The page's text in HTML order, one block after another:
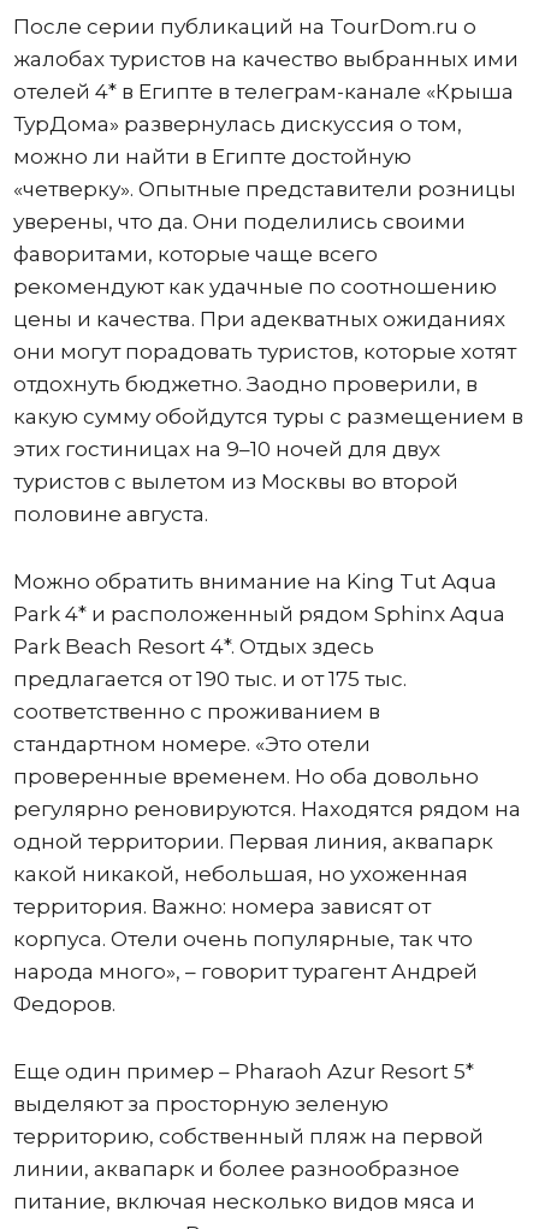
После серии публикаций на TourDom.ru о
жалобах туристов на качество выбранных ими
отелей 4* в Египте в телеграм-канале «Крыша
ТурДома» развернулась дискуссия о том,
можно ли найти в Египте достойную
«четверку». Опытные представители розницы
уверены, что да. Они поделились своими
фаворитами, которые чаще всего
рекомендуют как удачные по соотношению
цены и качества. При адекватных ожиданиях
они могут порадовать туристов, которые хотят
отдохнуть бюджетно. Заодно проверили, в
какую сумму обойдутся туры с размещением в
этих гостиницах на 9–10 ночей для двух
туристов с вылетом из Москвы во второй
половине августа.
Можно обратить внимание на King Tut Aqua
Park 4* и расположенный рядом Sphinx Aqua
Park Beach Resort 4*. Отдых здесь
предлагается от 190 тыс. и от 175 тыс.
соответственно с проживанием в
стандартном номере. «Это отели
проверенные временем. Но оба довольно
регулярно реновируются. Находятся рядом на
одной территории. Первая линия, аквапарк
какой никакой, небольшая, но ухоженная
территория. Важно: номера зависят от
корпуса. Отели очень популярные, так что
народа много», – говорит турагент Андрей
Федоров.
Еще один пример – Pharaoh Azur Resort 5*
выделяют за просторную зеленую
территорию, собственный пляж на первой
линии, аквапарк и более разнообразное
питание, включая несколько видов мяса и